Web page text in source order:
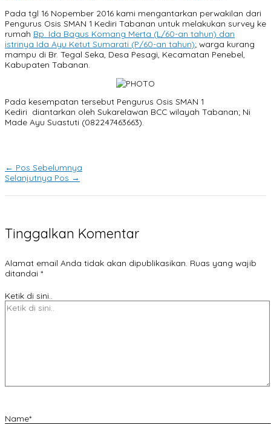
Pada tgl 16 Nopember 2016 kami mengantarkan perwakilan dari
Pengurus Osis SMAN 1 Kediri Tabanan untuk melakukan survey ke
rumah Bp. Ida Bagus Komang Merta (L/60-an tahun) dan
istrinya Ida Ayu Ketut Sumarati (P/60-an tahun); warga kurang
mampu di Br. Tegal Seka, Desa Pesagi, Kecamatan Penebel,
Kabupaten Tabanan.
Pada kesempatan tersebut Pengurus Osis SMAN 1
Kediri diantarkan oleh Sukarelawan BCC wilayah Tabanan; Ni
Made Ayu Suastuti (082247463663).
← Pos Sebelumnya
Selanjutnya Pos →
Tinggalkan Komentar
Alamat email Anda tidak akan dipublikasikan. Ruas yang wajib
ditandai *
Ketik di sini..
Name*